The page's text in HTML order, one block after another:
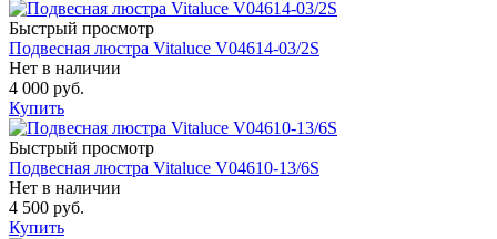
Быстрый просмотр
Подвесная люстра Vitaluce V04614-03/2S
Нет в наличии
4 000 руб.
Купить
Быстрый просмотр
Подвесная люстра Vitaluce V04610-13/6S
Нет в наличии
4 500 руб.
Купить